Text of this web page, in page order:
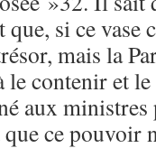
si ce vase
mais la
le contenir et
aux ministres
ce pouvoir